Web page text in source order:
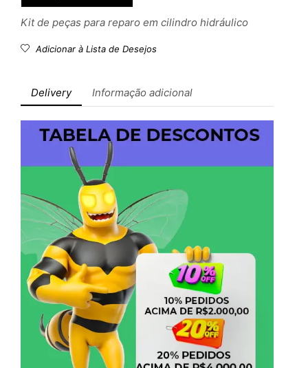
Kit de peças para reparo em cilindro hidráulico
Adicionar à Lista de Desejos
Delivery Informação adicional